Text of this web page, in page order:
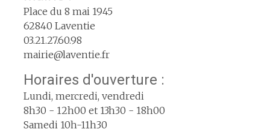
Place du 8 mai 1945
62840 Laventie
03.21.27.60.98
mairie@laventie.fr
Horaires d'ouverture :
Lundi, mercredi, vendredi
8h30 - 12h00 et 13h30 - 18h00
Samedi 10h-11h30